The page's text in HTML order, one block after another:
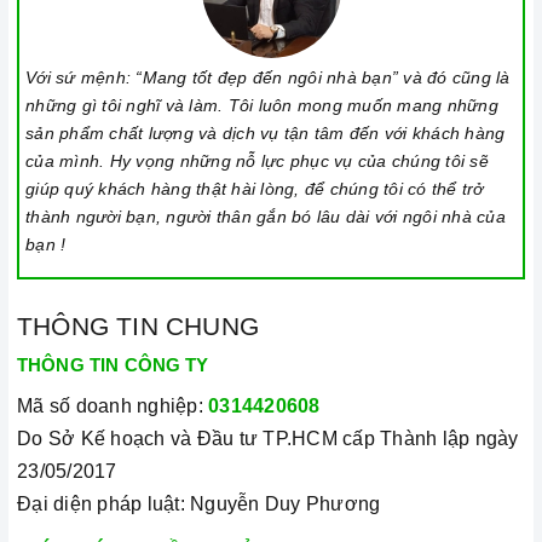
sẽ tiếp tục chạy khi sử dụng tính năng này. Để kích hoạt
hoặc tắt tính năng này, nhấn giữ biểu tượng khóa trong vài
giây cho đến khi có tín hiệu thông báo.
Lưu ý vệ sinh và bảo quảnbếp
Luôn dùng khăn mềm và khô để vệ sinh mặt bếp, chú ý lau
thật nhẹ để tránh làm trầy xước mặt bếp.
Đối với các vết bẩn cứng đầu, có thể dùng giấy ướt hoặc chất
thời gian nấu nướng để đảm bảo an toàn.
bếp để tránh làm trầy xước, ảnh hưởng đến cảm ứng
từ.
bảo tuổi thọ của bếp.
Với sứ mệnh: “Mang tốt đẹp đến ngôi nhà bạn” và đó cũng là
những gì tôi nghĩ và làm. Tôi luôn mong muốn mang những
sản phẩm chất lượng và dịch vụ tận tâm đến với khách hàng
của mình. Hy vọng những nỗ lực phục vụ của chúng tôi sẽ
giúp quý khách hàng thật hài lòng, để chúng tôi có thể trở
thành người bạn, người thân gắn bó lâu dài với ngôi nhà của
bạn !
THÔNG TIN CHUNG
THÔNG TIN CÔNG TY
Mã số doanh nghiệp: 0314420608
Do Sở Kế hoạch và Đầu tư TP.HCM cấp Thành lập ngày
23/05/2017
Đại diện pháp luật: Nguyễn Duy Phương